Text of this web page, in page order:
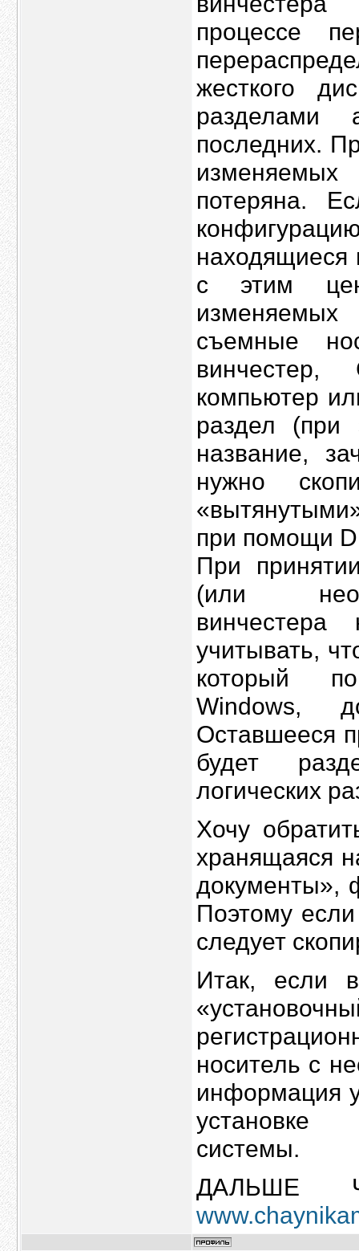
процессе
жесткого
разделами
последних.
потеряна.
находящиеся
с этим
съемные
компьютер
раздел (при
название,
нужно
при помощи
При
(или
учитывать,
который
Windows,
Оставшееся
будет
логических
Хочу
хранящаяся
документы»,
Поэтому
следует
Итак, если
носитель с
информация
установке
системы.
ДАЛЬШЕ